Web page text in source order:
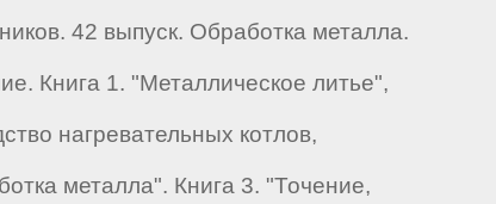
42 выпуск. Обработка металла.
Книга 1. "Металлическое литье",
нагревательных котлов,
металла". Книга 3. "Точение,